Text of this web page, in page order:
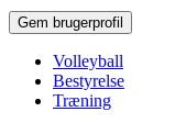
Volleyball
Bestyrelse
Træning